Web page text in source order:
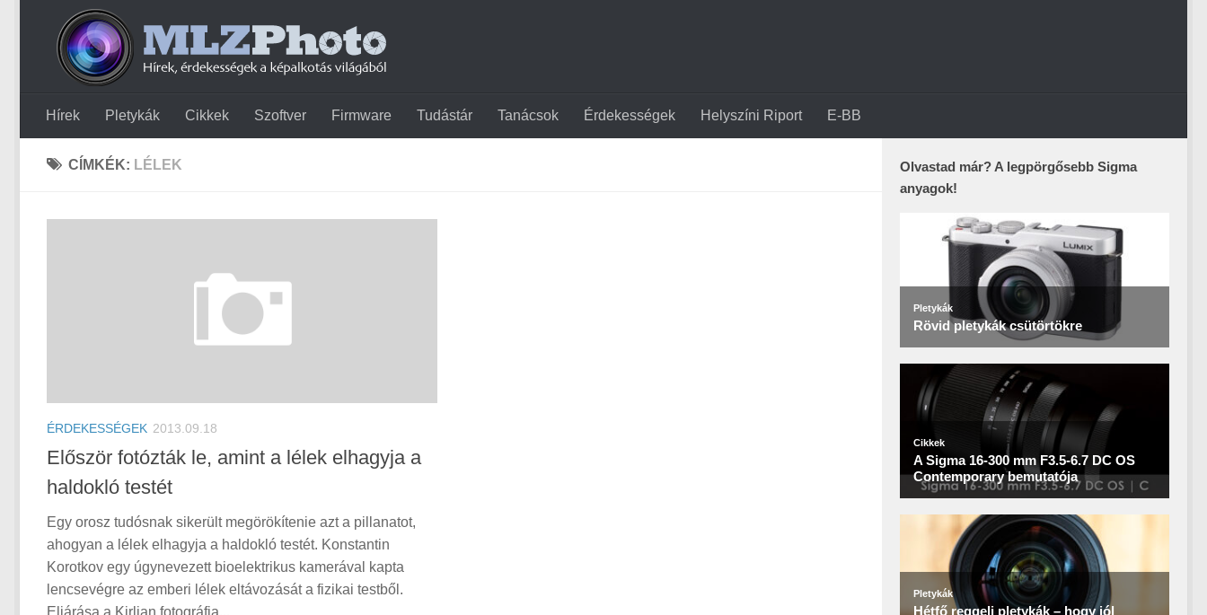
Hírek Pletykák Cikkek Szoftver Firmware Tudástár Tanácsok Érdekességek Helyszíni Riport E-BB
CÍMKÉK: LÉLEK
ÉRDEKESSÉGEK 2013.09.18
Először fotózták le, amint a lélek elhagyja a
haldokló testét
Egy orosz tudósnak sikerült megörökítenie azt a pillanatot,
ahogyan a lélek elhagyja a haldokló testét. Konstantin
Korotkov egy úgynevezett bioelektrikus kamerával kapta
lencsevégre az emberi lélek eltávozását a fizikai testből.
Olvastad már? A legpörgősebb Sigma
anyagok!